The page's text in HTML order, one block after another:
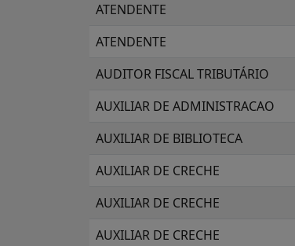
ATENDENTE
ATENDENTE
AUDITOR FISCAL TRIBUTÁRIO
AUXILIAR DE ADMINISTRACAO
AUXILIAR DE BIBLIOTECA
AUXILIAR DE CRECHE
AUXILIAR DE CRECHE
AUXILIAR DE CRECHE